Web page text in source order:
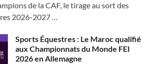
de la CAF, le tirage au sort des
2026-2027 …
Sports Équestres : Le Maroc qualifié
aux Championnats du Monde FEI
2026 en Allemagne